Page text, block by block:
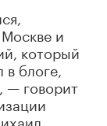
и
который
блоге,
— говорит